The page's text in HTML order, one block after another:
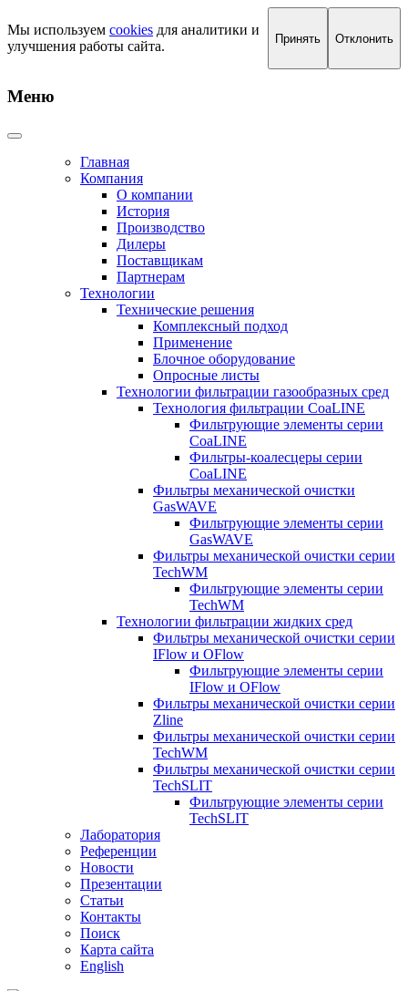
Мы используем cookies для аналитики и
улучшения работы сайта.
Принять Отклонить
Меню
Главная
Компания
О компании
История
Производство
Дилеры
Поставщикам
Партнерам
Технологии
Технические решения
Комплексный подход
Применение
Блочное оборудование
Опросные листы
Технологии фильтрации газообразных сред
Технология фильтрации CoaLINE
Фильтрующие элементы серии
CoaLINE
Фильтры-коалесцеры серии
CoaLINE
Фильтры механической очистки
GasWAVE
Фильтрующие элементы серии
GasWAVE
Фильтры механической очистки серии
TechWM
Фильтрующие элементы серии
TechWM
Технологии фильтрации жидких сред
Фильтры механической очистки серии
IFlow и OFlow
Фильтрующие элементы серии
IFlow и OFlow
Фильтры механической очистки серии
Zline
Фильтры механической очистки серии
TechWM
Фильтры механической очистки серии
TechSLIT
Фильтрующие элементы серии
TechSLIT
Лаборатория
Референции
Новости
Презентации
Статьи
Контакты
Поиск
Карта сайта
English